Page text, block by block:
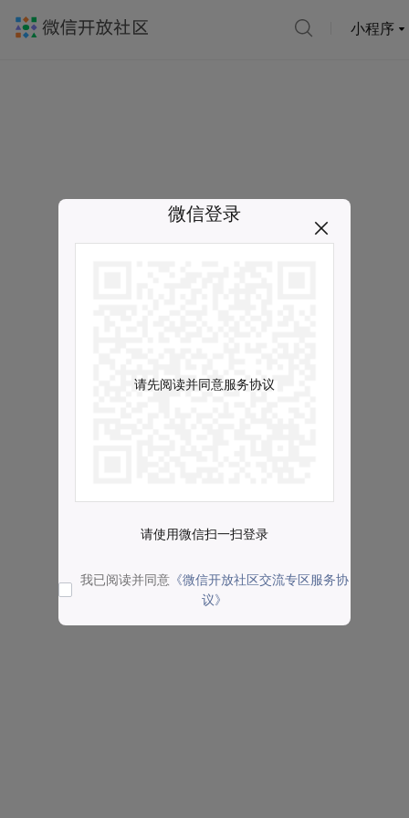
小程序
微信登录
请先阅读并同意服务协议
请使用微信扫一扫登录
我已阅读并同意 《微信开放社区交流专区服务协
议》